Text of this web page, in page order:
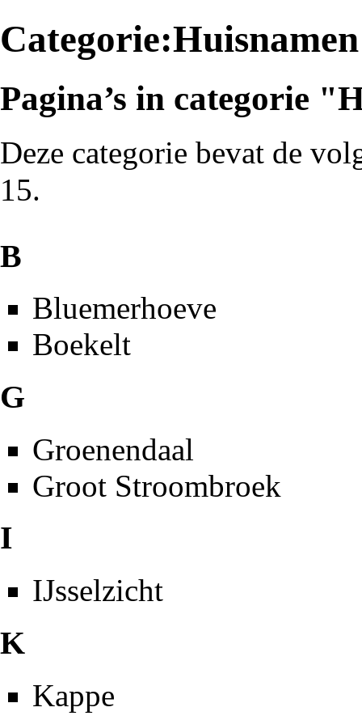
Pagina’s in categorie
Deze categorie bevat de
15.
B
Bluemerhoeve
Boekelt
G
Groenendaal
Groot Stroombroek
I
IJsselzicht
K
Kappe